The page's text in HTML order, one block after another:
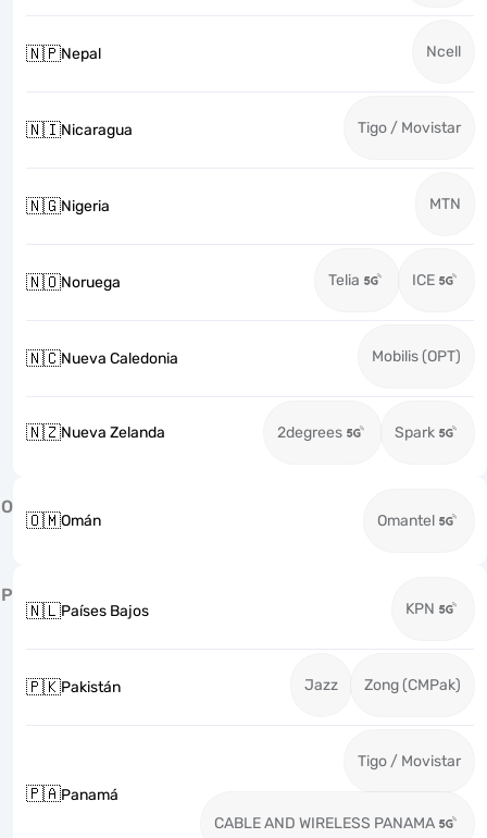
🇳🇵Nepal Ncell
🇳🇮Nicaragua Tigo / Movistar
🇳🇬Nigeria MTN
🇳🇴Noruega Telia ICE
🇳🇨Nueva Caledonia Mobilis (OPT)
🇳🇿Nueva Zelanda 2degrees Spark
O
🇴🇲Omán Omantel
P
🇳🇱Países Bajos KPN
🇵🇰Pakistán Jazz Zong (CMPak)
🇵🇦Panamá
Tigo / Movistar
CABLE AND WIRELESS PANAMA